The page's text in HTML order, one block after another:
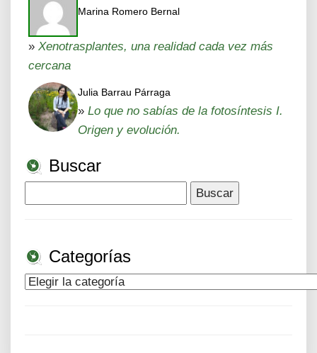
Marina Romero Bernal
» Xenotrasplantes, una realidad cada vez más
cercana
Julia Barrau Párraga
» Lo que no sabías de la fotosíntesis I.
Origen y evolución.
Buscar
Categorías
Categorías